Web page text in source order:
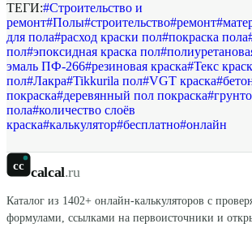
ТЕГИ:#Строительство и
ремонт#Полы#строительство#ремонт#
для пола#расход краски пол#покраска пола
пол#эпоксидная краска пол#
эмаль ПФ-266#резиновая краска#Текс
пол#Лакра#Tikkurila пол#VGT краска#
покраска#деревянный пол покраска#
пола#количество слоёв
краска#калькулятор#бесплатно#онлайн
cc calcal.ru
Каталог из 1402+ онлайн-калькуляторов с
формулами, ссылками на первоисточники и